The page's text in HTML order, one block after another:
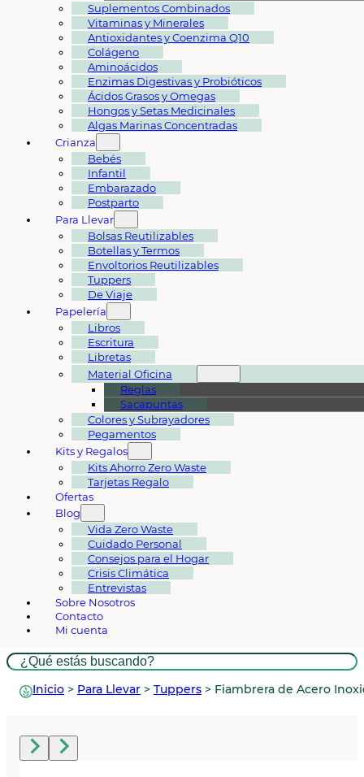
Suplementos Combinados
Vitaminas y Minerales
Antioxidantes y Coenzima Q10
Colágeno
Aminoácidos
Enzimas Digestivas y Probióticos
Ácidos Grasos y Omegas
Hongos y Setas Medicinales
Algas Marinas Concentradas
Crianza
Bebés
Infantil
Embarazado
Postparto
Para Llevar
Bolsas Reutilizables
Botellas y Termos
Envoltorios Reutilizables
Tuppers
De Viaje
Papelería
Libros
Escritura
Libretas
Material Oficina
Reglas
Sacapuntas
Colores y Subrayadores
Pegamentos
Kits y Regalos
Kits Ahorro Zero Waste
Tarjetas Regalo
Ofertas
Blog
Vida Zero Waste
Cuidado Personal
Consejos para el Hogar
Crisis Climática
Entrevistas
Sobre Nosotros
Contacto
Mi cuenta
Buscar
Inicio > Para Llevar > Tuppers > Fiambrera de Acero